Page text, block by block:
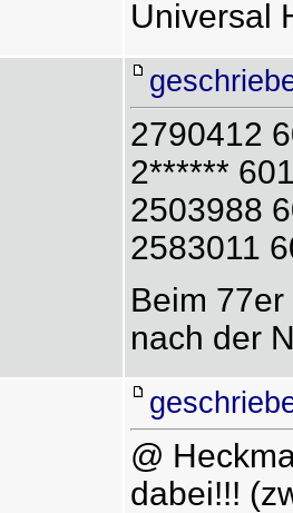
Universal
2790412
2******
2503988
2583011
Beim
nach der
@
dabei!!!